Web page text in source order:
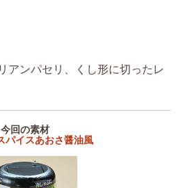
アンパセリ、くし形に切ったレ
今回の素材
パイスあおさ醤油風